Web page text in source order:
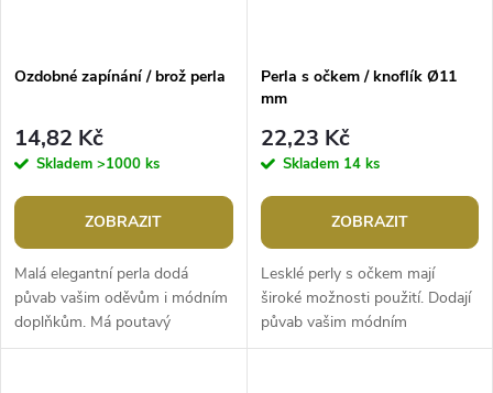
Ozdobné zapínání / brož perla
14,82 Kč
Skladem >1000 ks
ZOBRAZIT
Malá elegantní perla dodá
půvab vašim oděvům i módním
doplňkům. Má poutavý
perleťový lesk. Hodí se jako
Perla s očkem / knoflík Ø11
mm
22,23 Kč
Skladem 14 ks
ZOBRAZIT
Lesklé perly s očkem mají
široké možnosti použití. Dodají
půvab vašim módním
doplňkům a dekoracím. Skvěle